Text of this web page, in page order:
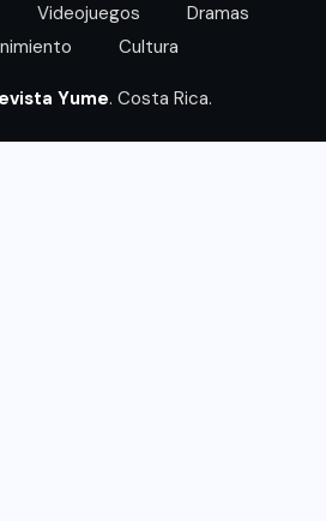
Videojuegos
Dramas
Cultura
Yume. Costa Rica.